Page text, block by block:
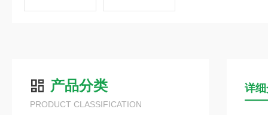
产品分类
PRODUCT CLASSIFICATION
详